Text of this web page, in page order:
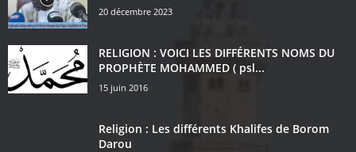
20 décembre 2023
RELIGION : VOICI LES DIFFÉRENTS NOMS DU
PROPHÈTE MOHAMMED ( psl...
15 juin 2016
Religion : Les différents Khalifes de Borom
Darou